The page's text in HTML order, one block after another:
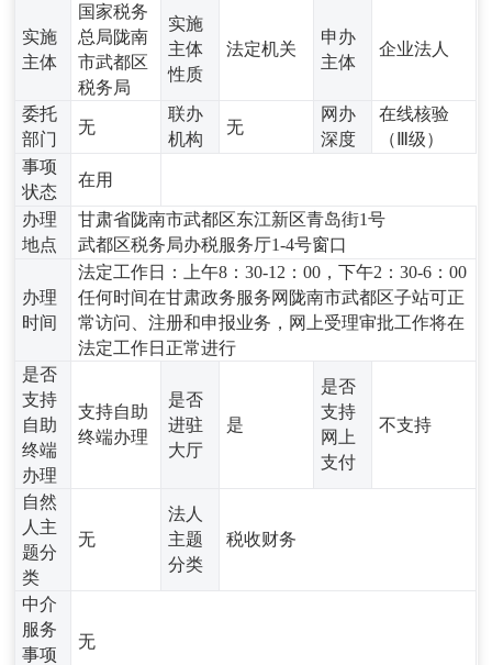
实施
主体
国家税务
总局陇南
市武都区
税务局
实施
主体
性质
法定机关
申办
主体
企业法人
委托
部门
无
联办
机构
无
网办
深度
在线核验
（Ⅲ级）
事项
状态
在用
办理
地点
甘肃省陇南市武都区东江新区青岛街1号
武都区税务局办税服务厅1-4号窗口
办理
时间
法定工作日：上午8：30-12：00，下午2：30-6：00
任何时间在甘肃政务服务网陇南市武都区子站可正
常访问、注册和申报业务，网上受理审批工作将在
法定工作日正常进行
是否
支持
自助
终端
办理
支持自助
终端办理
是否
进驻
大厅
是
是否
支持
网上
支付
不支持
自然
人主
题分
类
无
法人
主题
分类
税收财务
中介
服务
事项
无